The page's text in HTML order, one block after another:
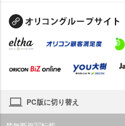
PC版に切り替え